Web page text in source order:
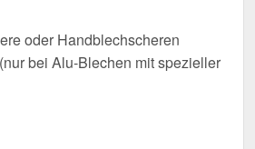
oder Handblechscheren
bei Alu-Blechen mit spezieller